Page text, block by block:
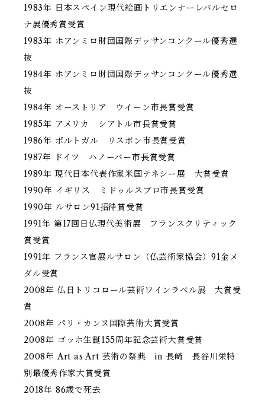
1983年 日本スペイン現代絵画トリエンナーレバルセロ
ナ展優秀賞受賞
1983年 ホアンミロ財団国際デッサンコンクール優秀選
抜
1984年 ホアンミロ財団国際デッサンコンクール優秀選
抜
1984年 オーストリア ウイーン市長賞受賞
1985年 アメリカ シアトル市長賞受賞
1986年 ポルトガル リスボン市長賞受賞
1987年 ドイツ ハノーバー市長賞受賞
1989年 現代日本代表作家米国テネシー展 大賞受賞
1990年 イギリス ミドゥルスブロ市長賞受賞
1990年 ルサロン91招待賞受賞
1991年 第17回日仏現代美術展 フランスクリティック
賞受賞
1991年 フランス官展ルサロン（仏芸術家協会）91金メ
ダル受賞
2008年 仏日トリコロール芸術ワインラベル展 大賞受
賞
2008年 パリ・カンヌ国際芸術大賞受賞
2008年 ゴッホ生誕155周年記念芸術大賞受賞
2008年 Art as Art 芸術の祭典 in 長崎 長谷川栄特
別最優秀作家大賞受賞
2018年 86歳で死去